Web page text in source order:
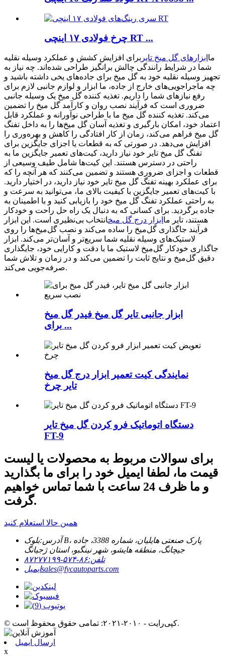
چرخ فولادی ۱۷ اینچی RT ...
ما ابزارهای گل میخ تایر برای افزایش کشش و عملکرد وسیله نقلیه
شما در شرایط رانندگی چالش برانگیز طراحی شده‌اند. چه نیاز به
تجهیز وسیله نقلیه خود به گل میخ برای جاده‌های یخی داشته باشید و
چه ماجراجویی‌های خارج از جاده، ما ابزار و لوازم جانبی لازم برای
رفع نیازهای شما را داریم. تغذیه کننده گل میخ یک وسیله جانبی
ضروری است که فرآیند نصب روان و کارآمد گل میخ را تضمین
می‌کند. تغذیه کننده گل میخ ما با طراحی نوآورانه و عملکرد قابل
اعتماد خود، امکان بارگیری و تغذیه آسان گل میخ‌ها را به داخل تفنگ
گل میخ فراهم می‌کند، زمان از کار افتادگی را کاهش و بهره‌وری را
افزایش می‌دهد. در صورتی که به قطعات یا اجزای جایگزین برای
تفنگ گل میخ تایر خود نیاز دارید، کیت‌های تعمیر جایگزین ما به
راحتی در دسترس هستند. این کیت‌ها شامل طیف وسیعی از
قطعات و اجزای ضروری هستند و تضمین می‌کنند که هر آنچه را که
برای عملکرد بهینه تفنگ گل میخ تایر خود نیاز دارید، در اختیار دارید.
با کیت‌های تعمیر جایگزین با کیفیت بالای ما، می‌توانید به سرعت و
به راحتی عملکرد تفنگ گل میخ خود را بازیابی کنید و با اطمینان به
جاده برگردید. برای کسانی که به دنبال یک راه حل راحت و خودکار
هستند، تایر ما ابزار درج گل میخانتخاب بی‌نظیری است. این ابزار
فرآیند جاگذاری گل‌میخ را ساده می‌کند و نصب گل‌میخ‌ها را روی
لاستیک‌های وسیله نقلیه شما سریع‌تر و آسان‌تر می‌کند. ابزار
جاگذاری خودکار گل‌میخ لاستیک ما با دقت و کارایی خود، جایگذاری
دقیق گل‌میخ و نتایج ثابت را تضمین می‌کند و در زمان و تلاش شما
صرفه‌جویی می‌کند.
ابزار جانبی تایر گل میخ فیدر گل میخ
برای ...
نمایندگی کیت تعمیر ابزار درج گل میخ
تایر چرخ
دستگاه اتوماتیک فرو کردن گل میخ تایر
FT-9
برای سوالات مربوط به محصولات یا لیست
قیمت ما، لطفا ایمیل خود را برای ما بگذارید
و ما ظرف 24 ساعت با شما تماس خواهیم
گرفت.
همین حالا استعلام کنید
آدرس:بلوک B، پارک صنعتی هایلیان، شماره 3388، جاده
جیچانگ، منطقه هایشو، شهر نینگبو، استان ژجیانگ
تلفن:۸۶-۵۷۴-۸۷۲۷۷۱۹۹
ایمیلsales@fycautoparts.com
© کپی‌رایت - ۲۰۱۰-۲۰۲۱: تمامی حقوق محفوظ است.
ارسال ایمیل
x